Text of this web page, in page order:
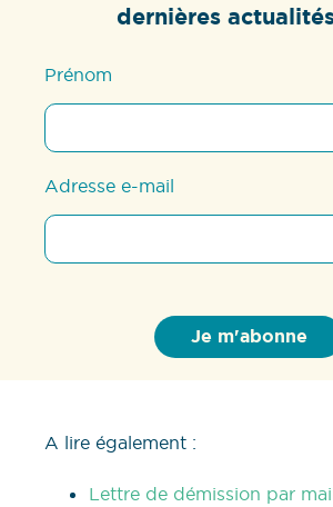
dernières
Prénom
Adresse e-mail
A lire également :
Lettre de démission par